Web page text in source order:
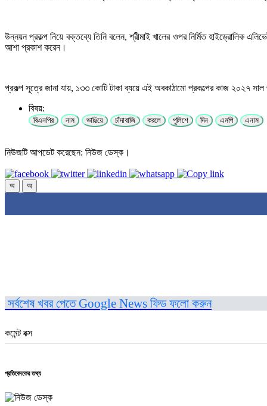
উন্নয়ন প্রকল্প নিয়ে বক্তব্যে তিনি বলেন, শ্রীমাই খালের ওপর নির্মিত হাইড্রোলিক
আশা প্রকাশ করেন।
প্রকল্প সূত্রে জানা যায়, ১৩৩ কোটি টাকা ব্যয়ে এই অবকাঠামো প্রকল্পের কাজ ২০২৭ সাল
বিষয়:
বিএনপির নাম ভাঙিয়ে চাঁদাবাজি করলে পুলিশে দিন এমপি এনাম
নিউজটি আপডেট করেছেন: নিউজ ডেস্ক।
অ অ
সর্বশেষ খবর পেতে Google News ফিড ফলো করুন
কমেন্ট বক্স
প্রতিবেদকের তথ্য